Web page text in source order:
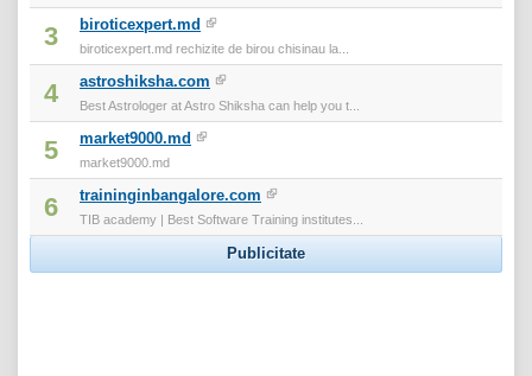
3 biroticexpert.md
biroticexpert.md rechizite de birou chisinau la...
4 astroshiksha.com
Best Astrologer at Astro Shiksha can help you t...
5 market9000.md
market9000.md
6 traininginbangalore.com
TIB academy | Best Software Training institutes...
Publicitate